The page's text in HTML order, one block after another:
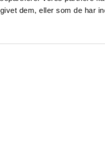
dem, eller som de har
hvert
nybyg og